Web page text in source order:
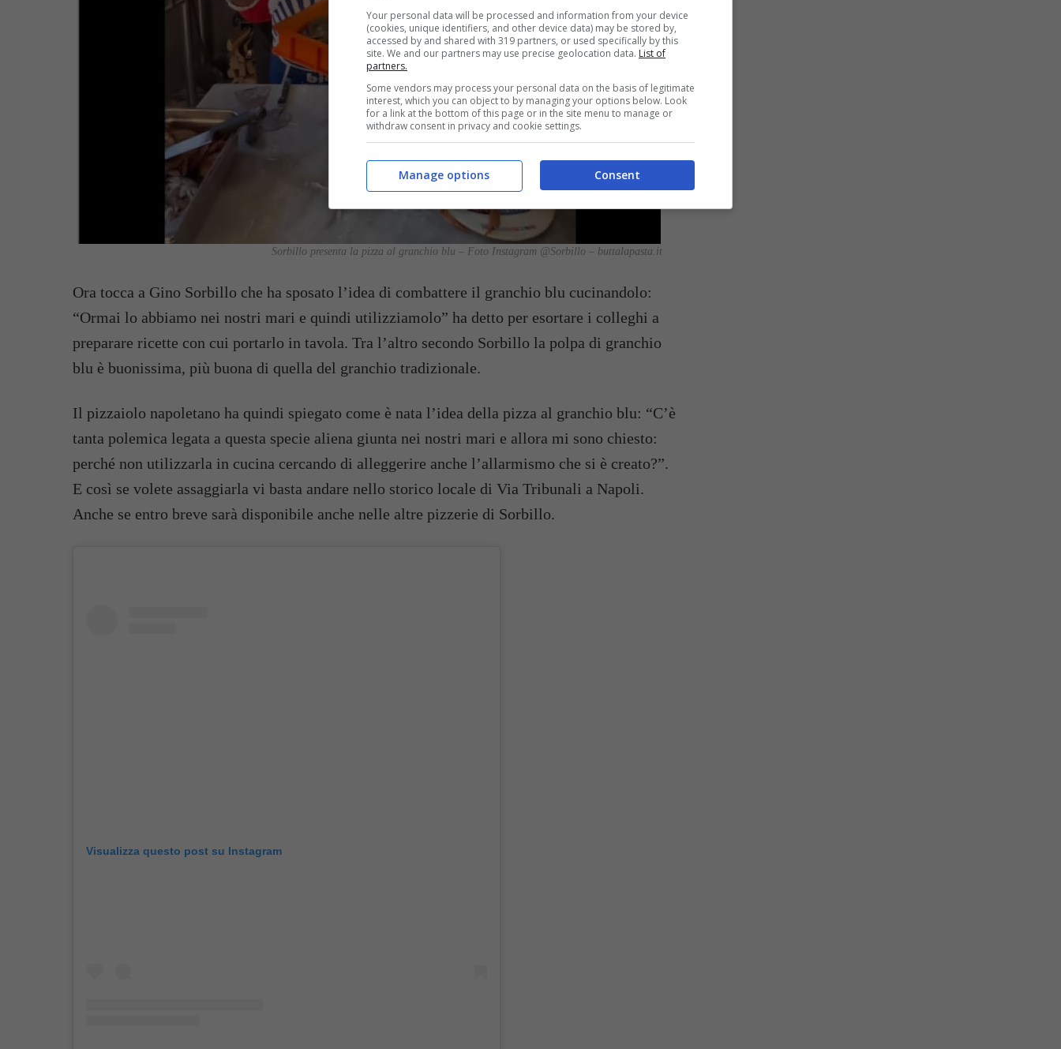
Sorbillo presenta la pizza al granchio blu – Foto Instagram @Sorbillo – buttalapasta.it
Ora tocca a Gino Sorbillo che ha sposato l’idea di combattere il granchio blu cucinandolo:
“Ormai lo abbiamo nei nostri mari e quindi utilizziamolo” ha detto per esortare i colleghi a
preparare ricette con cui portarlo in tavola. Tra l’altro secondo Sorbillo la polpa di granchio
blu è buonissima, più buona di quella del granchio tradizionale.
Il pizzaiolo napoletano ha quindi spiegato come è nata l’idea della pizza al granchio blu: “C’è
tanta polemica legata a questa specie aliena giunta nei nostri mari e allora mi sono chiesto:
perché non utilizzarla in cucina cercando di alleggerire anche l’allarmismo che si è creato?”.
E così se volete assaggiarla vi basta andare nello storico locale di Via Tribunali a Napoli.
Anche se entro breve sarà disponibile anche nelle altre pizzerie di Sorbillo.
Visualizza questo post su Instagram
Your personal data will be processed and information from your device
(cookies, unique identifiers, and other device data) may be stored by,
accessed by and shared with 319 partners, or used specifically by this
site. We and our partners may use precise geolocation data. List of
partners.
Some vendors may process your personal data on the basis of legitimate
interest, which you can object to by managing your options below. Look
for a link at the bottom of this page or in the site menu to manage or
withdraw consent in privacy and cookie settings.
Consent
Manage options